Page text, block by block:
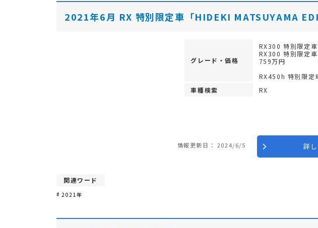
2021年6月 RX 特別限定車「HIDEKI MATSUYAMA
グレード・価格
RX300 特別限定
RX300 特別限定
759万円
RX450h 特別限定
車種検索
RX
情報更新日： 2024/6/5 詳
関連ワード
2021年